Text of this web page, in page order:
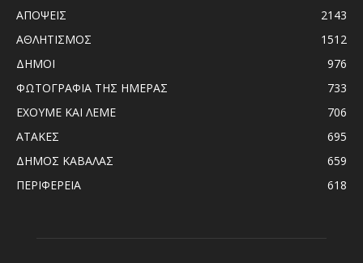
ΑΠΟΨΕΙΣ
2143
ΑΘΛΗΤΙΣΜΟΣ
1512
ΔΗΜΟΙ
976
ΦΩΤΟΓΡΑΦΙΑ ΤΗΣ ΗΜΕΡΑΣ
733
ΕΧΟΥΜΕ ΚΑΙ ΛΕΜΕ
706
ΑΤΑΚΕΣ
695
ΔΗΜΟΣ ΚΑΒΑΛΑΣ
659
ΠΕΡΙΦΕΡΕΙΑ
618